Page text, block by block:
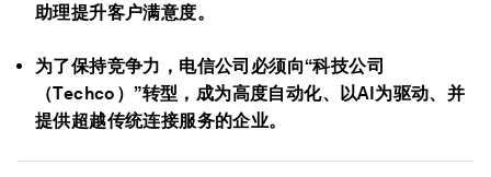
助理提升客户满意度。
为了保持竞争力，电信公司必须向“科技公司
（Techco）”转型，成为高度自动化、以AI为驱动、并
提供超越传统连接服务的企业。